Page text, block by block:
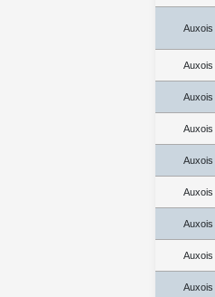
Auxois
Auxois
Auxois
Auxois
Auxois
Auxois
Auxois
Auxois
Auxois